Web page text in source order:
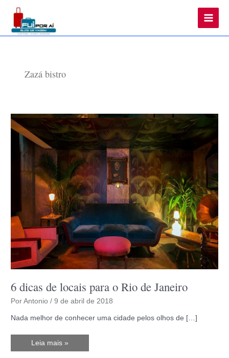
Main
Zazá bistro
6 dicas de locais para o Rio de Janeiro
PorAntonio/9 de abril de 2018
Nada melhor de conhecer uma cidade pelos olhos de […]
6 Leia mais »